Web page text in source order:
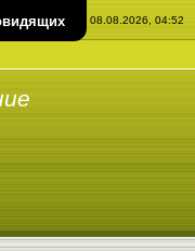
Суббота, 08.08.2026, 04:52